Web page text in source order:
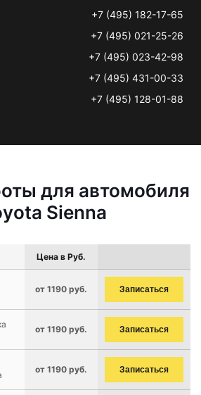
+7 (495) 182-17-65
+7 (495) 021-25-26
+7 (495) 023-42-98
+7 (495) 431-00-33
+7 (495) 128-01-88
для автомобиля
Sienna
Цена в Руб.
от 1190 руб. Записаться
от 1190 руб. Записаться
от 1190 руб. Записаться